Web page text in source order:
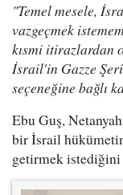
"Temel mesele,
vazgeçmek
kısmi itirazlardan
İsrail'in Gazze
seçeneğine bağlı
Ebu Guş,
bir İsrail
getirmek istediğini